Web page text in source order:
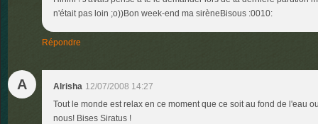
n'était pas loin ;o))Bon week-end ma sirèneBisous :0010:
Répondre
A Alrisha 12/07/2008 14:27
Tout le monde est relax en ce moment que ce soit au fond de l'eau
nous! Bises Siratus !